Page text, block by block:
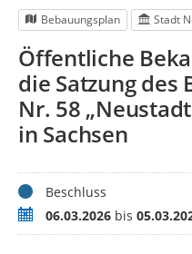
Bebauungsplan Stadt
Öffentliche
die Satzung des
Nr. 58
in Sachsen
StatusBeschluss
Zeitraum06.03.2026 bis